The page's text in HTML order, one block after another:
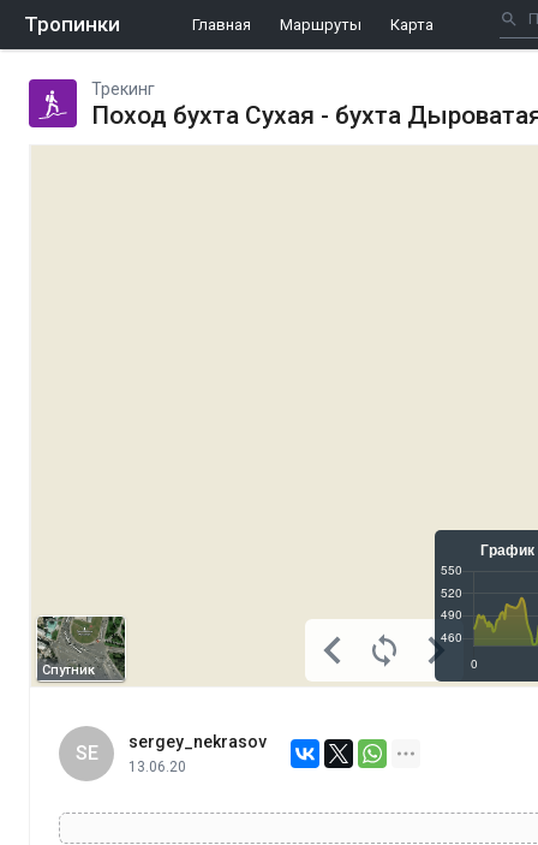
Тропинки Главная Маршруты Карта
Трекинг
Поход бухта Сухая - бухта
Спутник
SE
sergey_nekrasov
13.06.20